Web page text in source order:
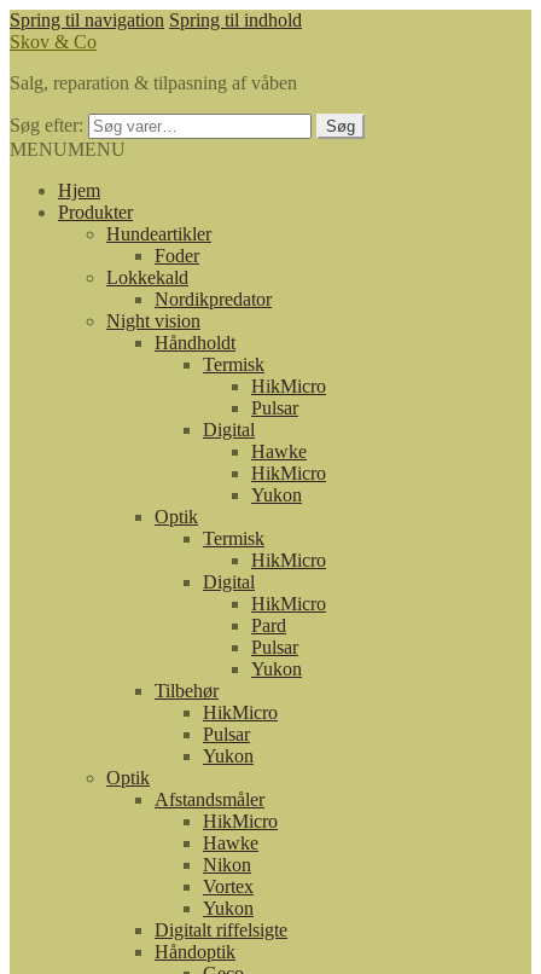
Spring til navigation Spring til indhold
Skov & Co
Salg, reparation & tilpasning af våben
Søg efter: Søg
MENUMENU
Hjem
Produkter
Hundeartikler
Foder
Lokkekald
Nordikpredator
Night vision
Håndholdt
Termisk
HikMicro
Pulsar
Digital
Hawke
HikMicro
Yukon
Optik
Termisk
HikMicro
Digital
HikMicro
Pard
Pulsar
Yukon
Tilbehør
HikMicro
Pulsar
Yukon
Optik
Afstandsmåler
HikMicro
Hawke
Nikon
Vortex
Yukon
Digitalt riffelsigte
Håndoptik